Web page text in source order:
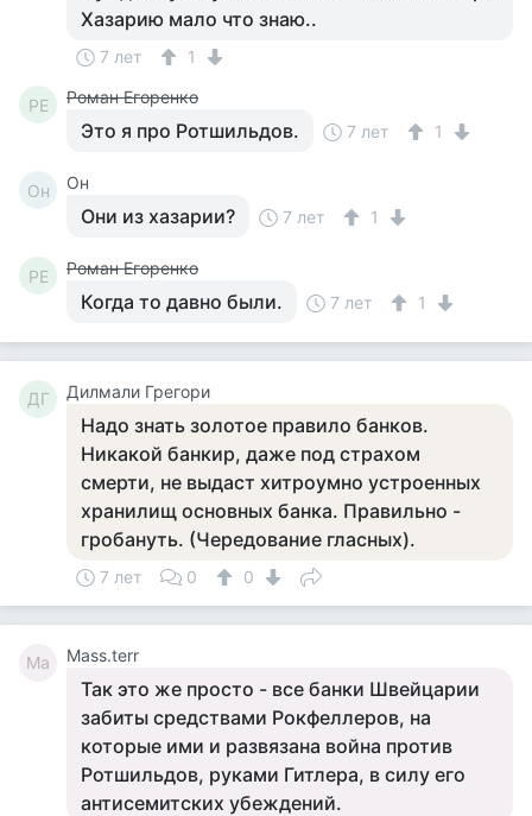
Хазарию мало что знаю..
7 лет 1
РЕ Роман Егоренко
Это я про Ротшильдов. 7 лет 1
Он Он
Они из хазарии? 7 лет 1
РЕ Роман Егоренко
Когда то давно были. 7 лет 1
ДГ Дилмали Грегори
Надо знать золотое правило банков.
Никакой банкир, даже под страхом
смерти, не выдаст хитроумно устроенных
хранилищ основных банка. Правильно -
гробануть. (Чередование гласных).
7 лет 0 0
Ma Mass.terr
Так это же просто - все банки Швейцарии
забиты средствами Рокфеллеров, на
которые ими и развязана война против
Ротшильдов, руками Гитлера, в силу его
антисемитских убеждений.